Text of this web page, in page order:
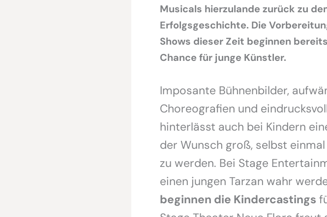
Musicals hierzulande zurück zu
Erfolgsgeschichte. Die
Shows dieser Zeit beginnen
Chance für junge Künstler.
Imposante Bühnenbilder,
Choreografien und
hinterlässt auch bei Kindern
der Wunsch groß, selbst
zu werden. Bei Stage
einen jungen Tarzan wahr
beginnen die Kindercastings